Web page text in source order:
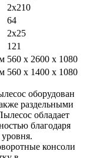
2х210
64
2х25
121
560 х 2600 х 1080
560 х 1400 х 1080
оборудован
раздельными
обладает
благодаря
консоли